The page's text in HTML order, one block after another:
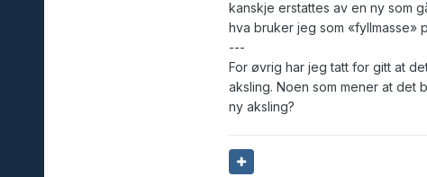
kanskje erstattes av en ny som
hva bruker jeg som «fyllmasse»
---
For øvrig har jeg tatt for gitt at
aksling. Noen som mener at det
ny aksling?